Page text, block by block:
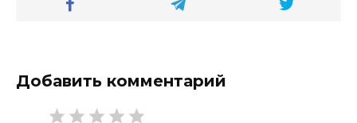
Добавить комментарий